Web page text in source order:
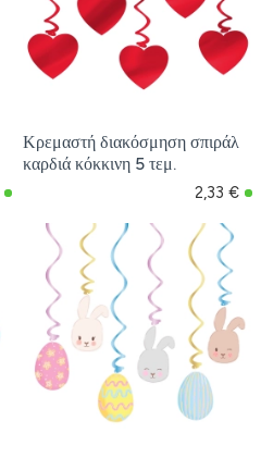
Κρεμαστή διακόσμηση σπιράλ
καρδιά κόκκινη 5 τεμ.
2,33 €